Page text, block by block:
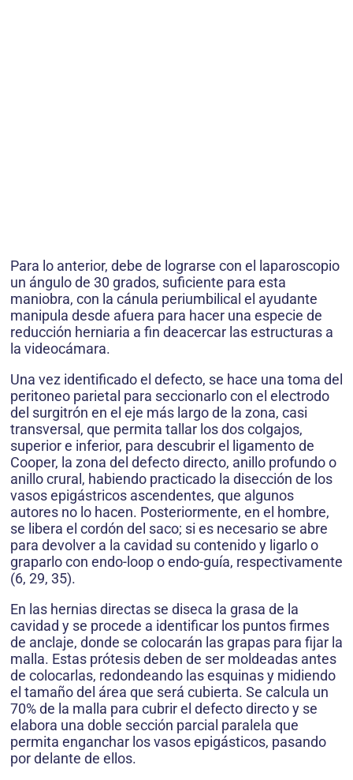
Para lo anterior, debe de lograrse con el laparoscopio
un ángulo de 30 grados, suficiente para esta
maniobra, con la cánula periumbilical el ayudante
manipula desde afuera para hacer una especie de
reducción herniaria a fin deacercar las estructuras a
la videocámara.
Una vez identificado el defecto, se hace una toma del
peritoneo parietal para seccionarlo con el electrodo
del surgitrón en el eje más largo de la zona, casi
transversal, que permita tallar los dos colgajos,
superior e inferior, para descubrir el ligamento de
Cooper, la zona del defecto directo, anillo profundo o
anillo crural, habiendo practicado la disección de los
vasos epigástricos ascendentes, que algunos
autores no lo hacen. Posteriormente, en el hombre,
se libera el cordón del saco; si es necesario se abre
para devolver a la cavidad su contenido y ligarlo o
graparlo con endo-loop o endo-guía, respectivamente
(6, 29, 35).
En las hernias directas se diseca la grasa de la
cavidad y se procede a identificar los puntos firmes
de anclaje, donde se colocarán las grapas para fijar la
malla. Estas prótesis deben de ser moldeadas antes
de colocarlas, redondeando las esquinas y midiendo
el tamaño del área que será cubierta. Se calcula un
70% de la malla para cubrir el defecto directo y se
elabora una doble sección parcial paralela que
permita enganchar los vasos epigásticos, pasando
por delante de ellos.